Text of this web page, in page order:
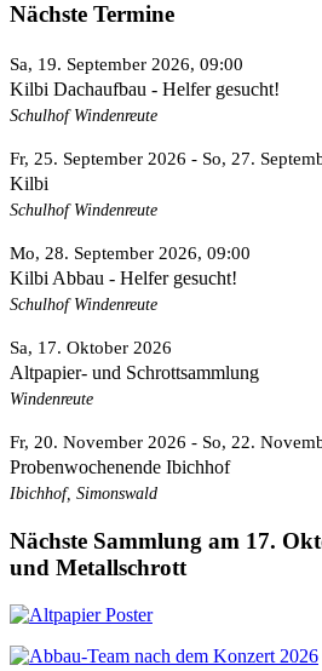
Nächste Termine
Sa, 19. September 2026, 09:00
Kilbi Dachaufbau - Helfer gesucht!
Schulhof Windenreute
Fr, 25. September 2026 - So, 27.
Kilbi
Schulhof Windenreute
Mo, 28. September 2026, 09:00
Kilbi Abbau - Helfer gesucht!
Schulhof Windenreute
Sa, 17. Oktober 2026
Altpapier- und Schrottsammlung
Windenreute
Fr, 20. November 2026 - So, 22.
Probenwochenende Ibichhof
Ibichhof, Simonswald
Nächste Sammlung am 17.
und Metallschrott